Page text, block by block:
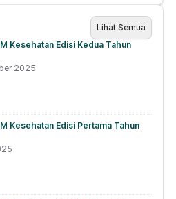
Lihat Semua
Kesehatan Edisi Kedua Tahun
2025
Kesehatan Edisi Pertama Tahun